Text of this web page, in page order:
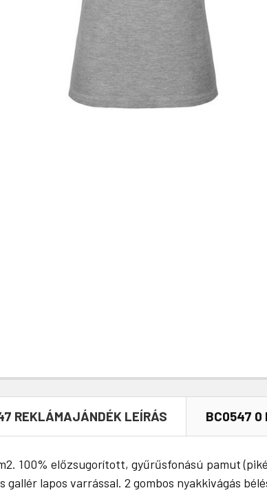
REKLÁMAJÁNDÉK LEÍRÁS BC0547 0
100% előzsugorított, gyűrűsfonású pamut
gallér lapos varrással. 2 gombos nyakkivágás